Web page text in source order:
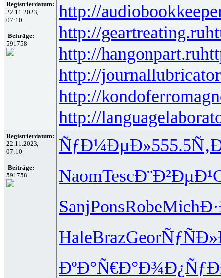
Registrierdatum:
22.11.2023,
07:10
Beiträge:
591758
http://
http://geartreating.ru
http://hangonpart.ru
http://
http://
http://
Registrierdatum:
22.11.2023,
07:10
Beiträge:
591758
ÑƒÐ¼ÐµÐ»555.5
NaomTescÐ¨Ð²ÐµÐ¹
SanjPonsRobeMich
HaleBrazGeor
ÐºÐ°Ñ€Ð°